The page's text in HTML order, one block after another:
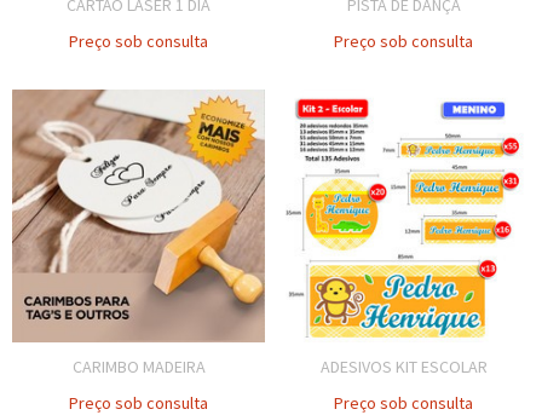
CARTÃO LASER 1 DIA
Preço sob consulta
PISTA DE DANÇA
Preço sob consulta
CARIMBO MADEIRA
Preço sob consulta
ADESIVOS KIT ESCOLAR
Preço sob consulta